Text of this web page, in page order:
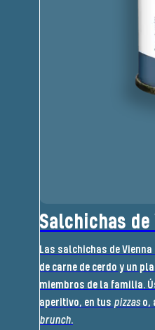
Salchichas
Las salchichas de
de carne de cerdo y un
miembros de la familia.
aperitivo, en tus pizzas o,
brunch.